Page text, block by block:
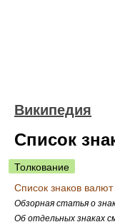
Википедия
Список
Толкование
Список знаков валют
Обзорная статья о
Об отдельных знаках